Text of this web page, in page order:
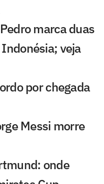
marca duas
veja
por chegada
Messi morre
onde